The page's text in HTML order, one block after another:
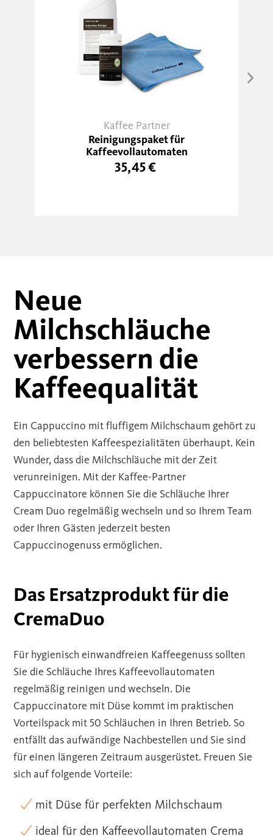
Kaffee Partner
Reinigungspaket für
Kaffeevollautomaten
35,45 €
Neue
Milchschläuche
verbessern die
Kaffeequalität
Ein Cappuccino mit fluffigem Milchschaum gehört zu
den beliebtesten Kaffeespezialitäten überhaupt. Kein
Wunder, dass die Milchschläuche mit der Zeit
verunreinigen. Mit der Kaffee-Partner
Cappuccinatore können Sie die Schläuche Ihrer
Cream Duo regelmäßig wechseln und so Ihrem Team
oder Ihren Gästen jederzeit besten
Cappuccinogenuss ermöglichen.
Das Ersatzprodukt für die
CremaDuo
Für hygienisch einwandfreien Kaffeegenuss sollten
Sie die Schläuche Ihres Kaffeevollautomaten
regelmäßig reinigen und wechseln. Die
Cappuccinatore mit Düse kommt im praktischen
Vorteilspack mit 50 Schläuchen in Ihren Betrieb. So
entfällt das aufwändige Nachbestellen und Sie sind
für einen längeren Zeitraum ausgerüstet. Freuen Sie
sich auf folgende Vorteile:
mit Düse für perfekten Milchschaum
ideal für den Kaffeevollautomaten Crema